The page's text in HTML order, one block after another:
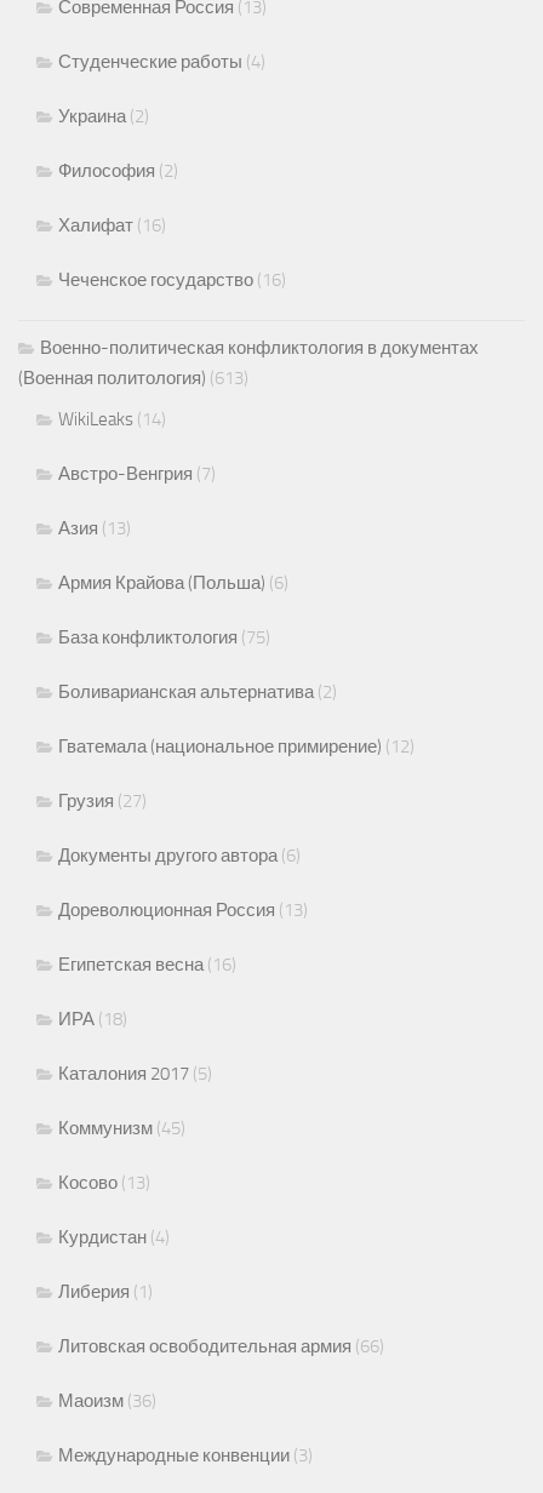
Современная Россия (13)
Студенческие работы (4)
Украина(2)
Философия (2)
Халифат (16)
Чеченское государство (16)
Военно-политическая конфликтология в документах
(Военная политология) (613)
WikiLeaks (14)
Австро-Венгрия (7)
Азия (13)
Армия Крайова (Польша) (6)
База конфликтология (75)
Боливарианская альтернатива(2)
Гватемала (национальное примирение) (12)
Грузия (27)
Документы другого автора(6)
Дореволюционная Россия (13)
Египетская весна(16)
ИРА (18)
Каталония 2017 (5)
Коммунизм (45)
Косово (13)
Курдистан (4)
Либерия (1)
Литовская освободительная армия (66)
Маоизм (36)
Международные конвенции (3)